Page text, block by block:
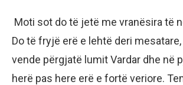
Moti sot do të jetë me vranësira të
Do të fryjë erë e lehtë deri
vende përgjatë lumit Vardar dhe në
herë pas here erë e fortë veriore.